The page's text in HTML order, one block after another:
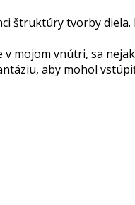
štruktúry tvorby diela.
mojom vnútri, sa
aby mohol